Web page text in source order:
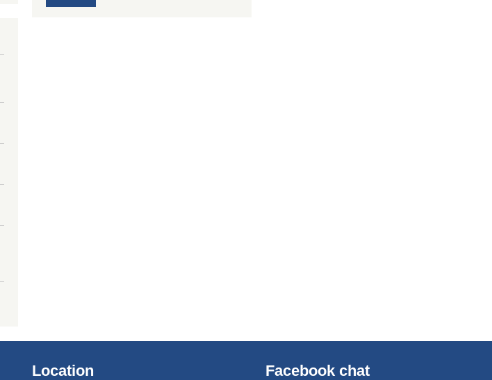
Location
Facebook chat